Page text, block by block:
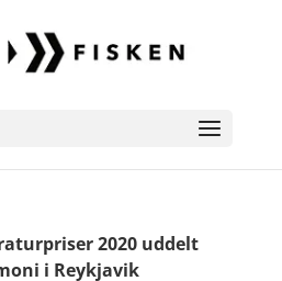
2020 uddelt
i Reykjavik